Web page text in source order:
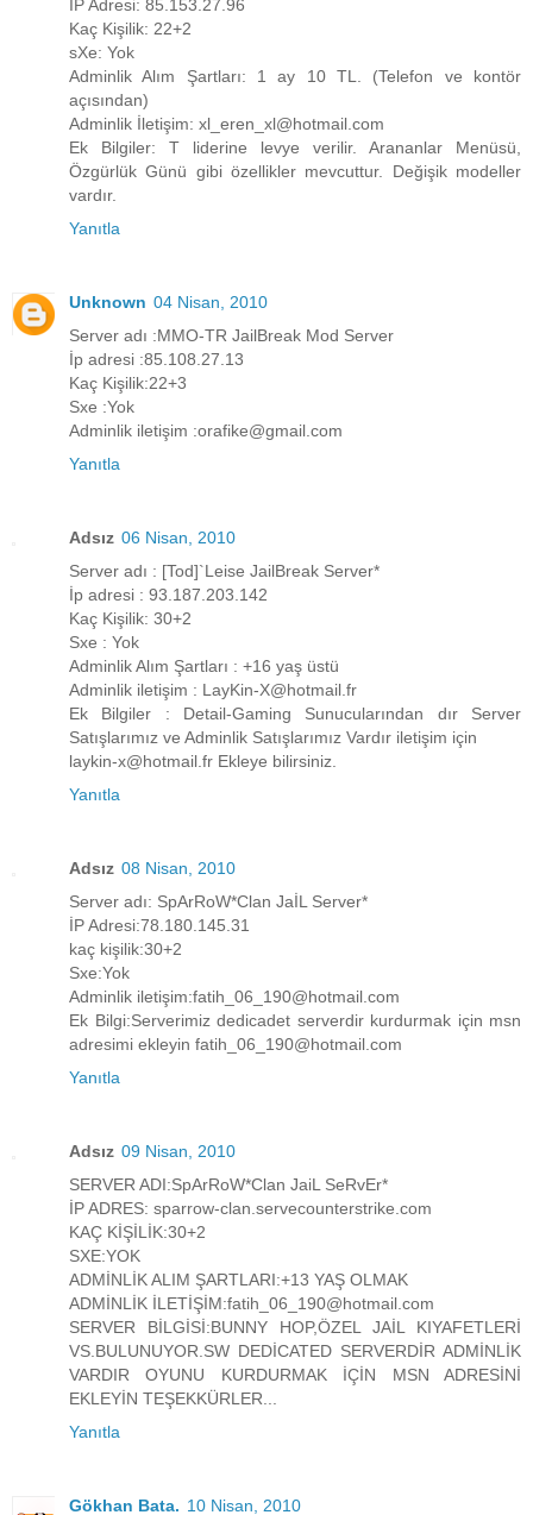
IP Adresi: 85.153.27.96
Kaç Kişilik: 22+2
sXe: Yok
Adminlik Alım Şartları: 1 ay 10 TL. (Telefon ve kontör
açısından)
Adminlik İletişim: xl_eren_xl@hotmail.com
Ek Bilgiler: T liderine levye verilir. Arananlar Menüsü,
Özgürlük Günü gibi özellikler mevcuttur. Değişik modeller
vardır.
Yanıtla
Unknown 04 Nisan, 2010
Server adı :MMO-TR JailBreak Mod Server
İp adresi :85.108.27.13
Kaç Kişilik:22+3
Sxe :Yok
Adminlik iletişim :orafike@gmail.com
Yanıtla
Adsız 06 Nisan, 2010
Server adı : [Tod]`Leise JailBreak Server*
İp adresi : 93.187.203.142
Kaç Kişilik: 30+2
Sxe : Yok
Adminlik Alım Şartları : +16 yaş üstü
Adminlik iletişim : LayKin-X@hotmail.fr
Ek Bilgiler : Detail-Gaming Sunucularından dır Server
Satışlarımız ve Adminlik Satışlarımız Vardır iletişim için
laykin-x@hotmail.fr Ekleye bilirsiniz.
Yanıtla
Adsız 08 Nisan, 2010
Server adı: SpArRoW*Clan JaİL Server*
İP Adresi:78.180.145.31
kaç kişilik:30+2
Sxe:Yok
Adminlik iletişim:fatih_06_190@hotmail.com
Ek Bilgi:Serverimiz dedicadet serverdir kurdurmak için msn
adresimi ekleyin fatih_06_190@hotmail.com
Yanıtla
Adsız 09 Nisan, 2010
SERVER ADI:SpArRoW*Clan JaiL SeRvEr*
İP ADRES: sparrow-clan.servecounterstrike.com
KAÇ KİŞİLİK:30+2
SXE:YOK
ADMİNLİK ALIM ŞARTLARI:+13 YAŞ OLMAK
ADMİNLİK İLETİŞİM:fatih_06_190@hotmail.com
SERVER BİLGİSİ:BUNNY HOP,ÖZEL JAİL KIYAFETLERİ
VS.BULUNUYOR.SW DEDİCATED SERVERDİR ADMİNLİK
VARDIR OYUNU KURDURMAK İÇİN MSN ADRESİNİ
EKLEYİN TEŞEKKÜRLER...
Yanıtla
Gökhan Bata. 10 Nisan, 2010